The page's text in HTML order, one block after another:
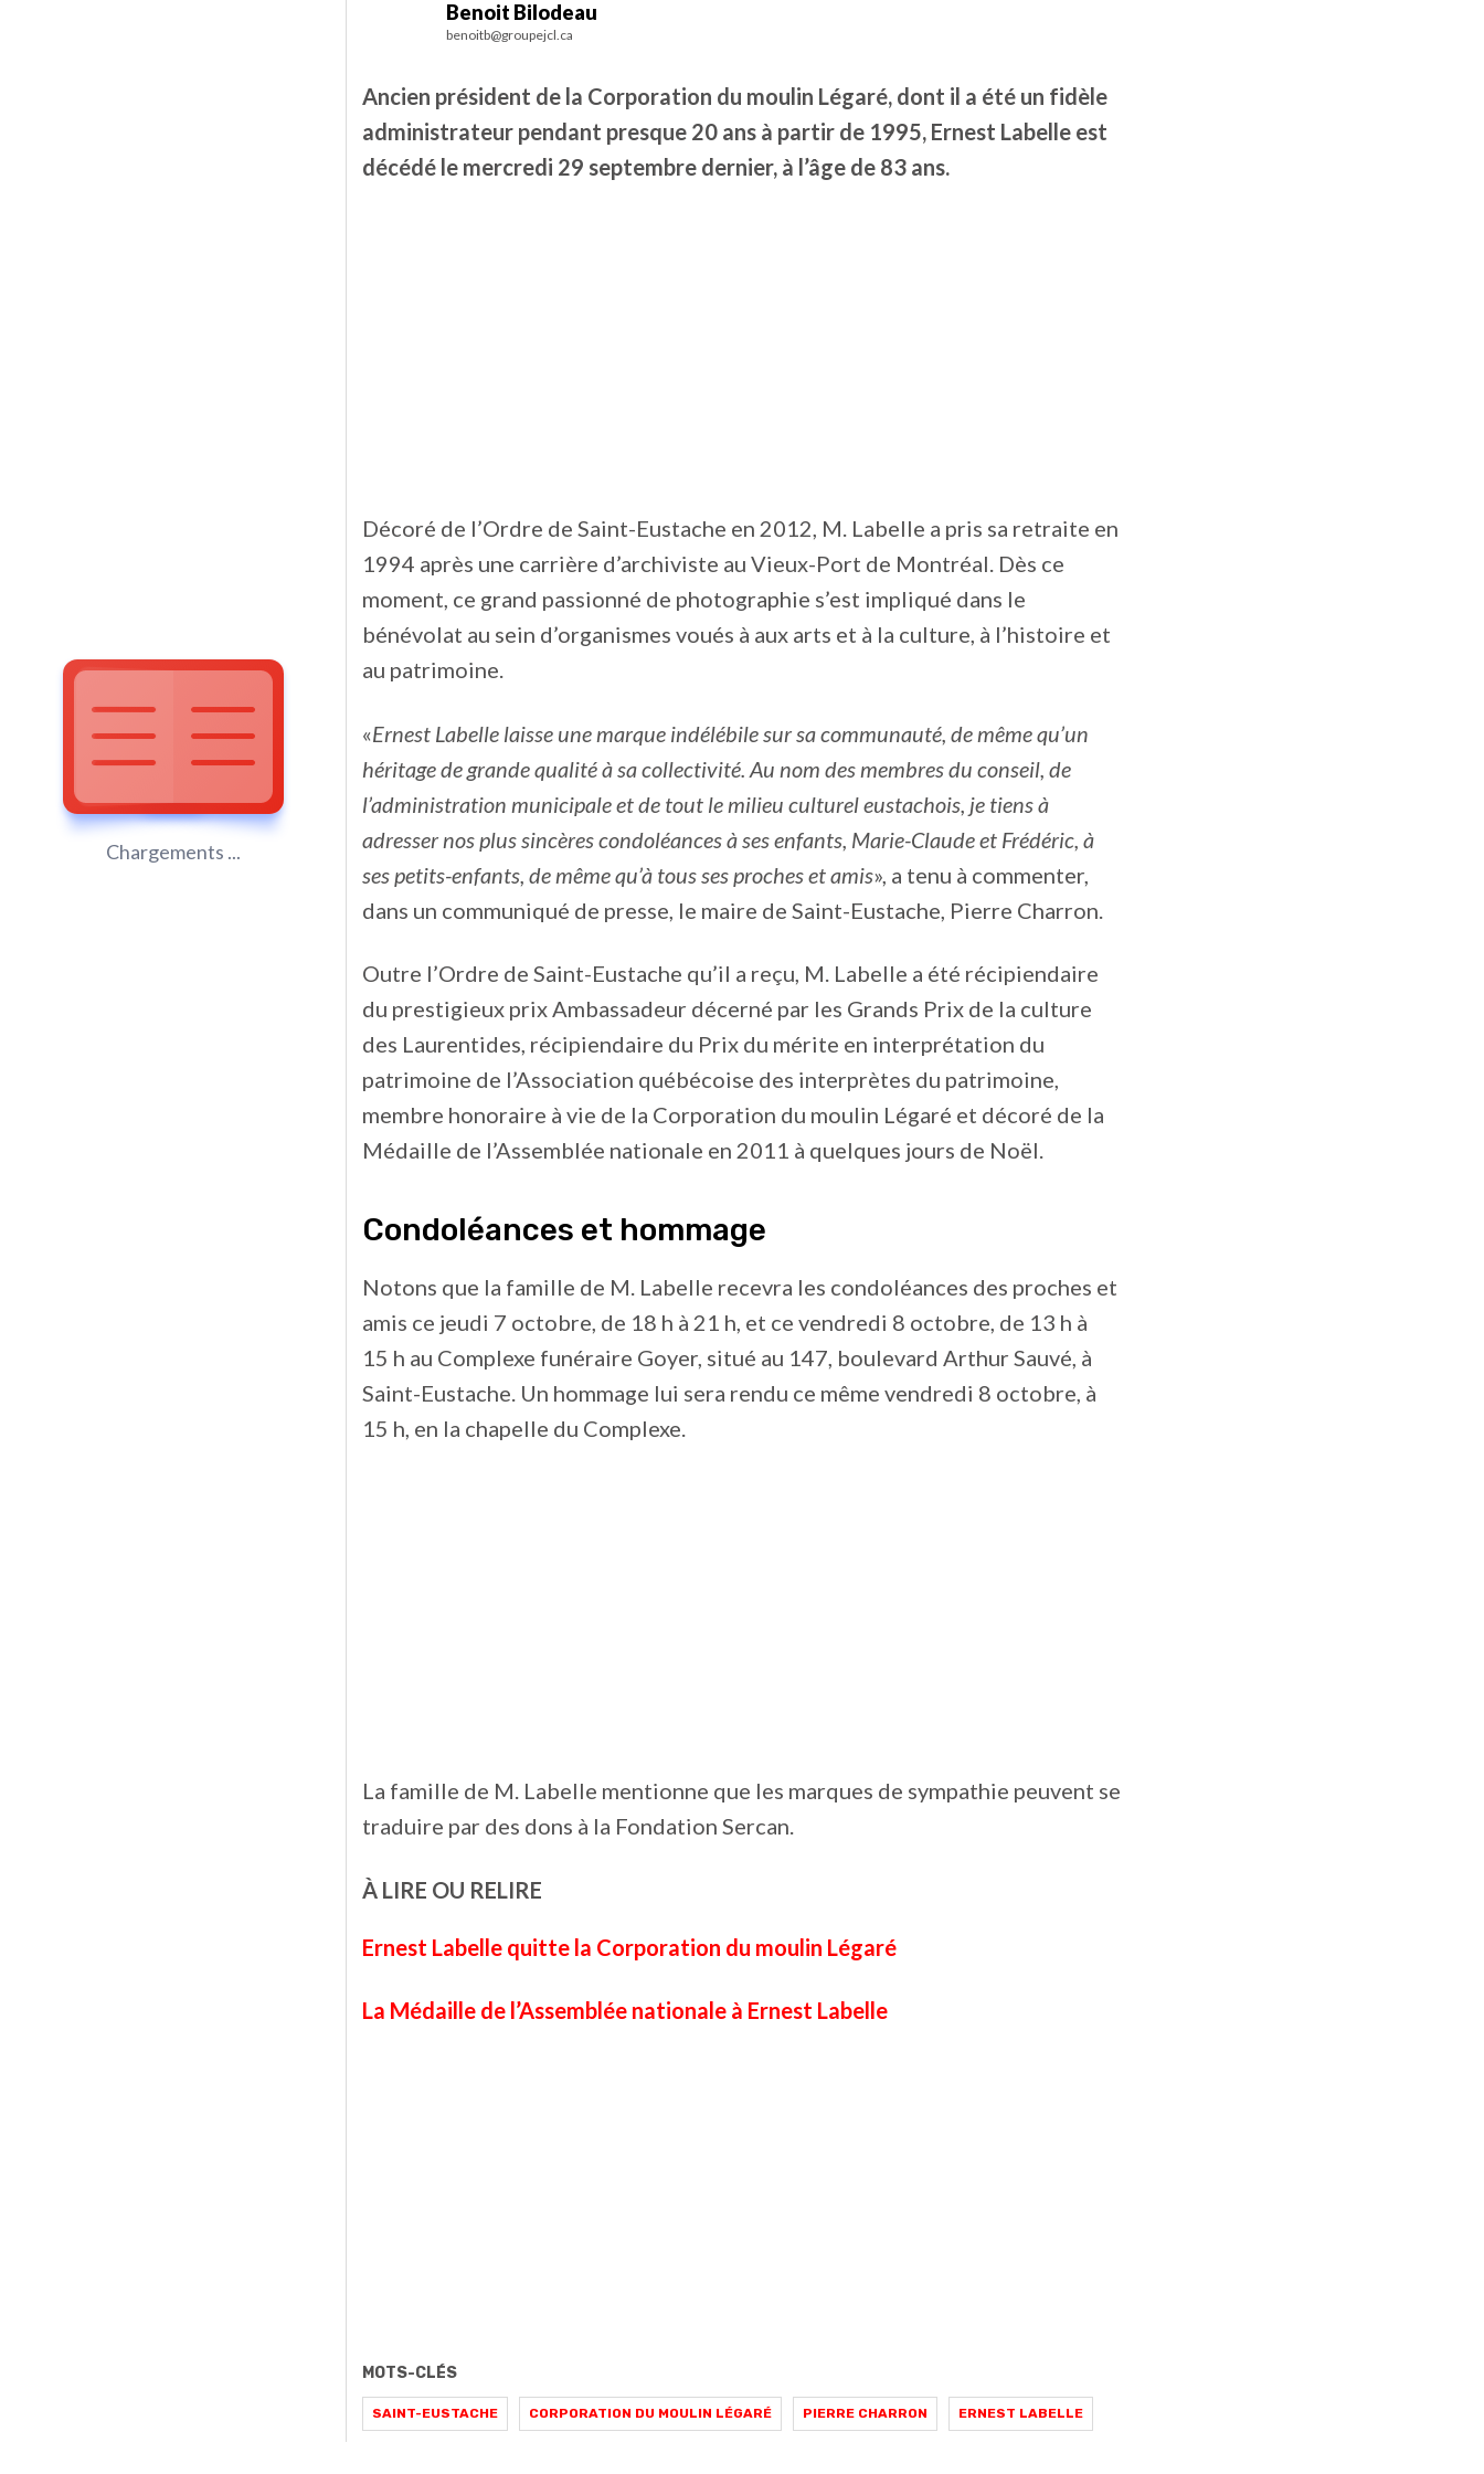
Chargements ...
Benoit Bilodeau
benoitb@groupejcl.ca
Ancien président de la Corporation du moulin Légaré, dont il a été un fidèle
administrateur pendant presque 20 ans à partir de 1995, Ernest Labelle est
décédé le mercredi 29 septembre dernier, à l’âge de 83 ans.
Décoré de l’Ordre de Saint-Eustache en 2012, M. Labelle a pris sa retraite en
1994 après une carrière d’archiviste au Vieux-Port de Montréal. Dès ce
moment, ce grand passionné de photographie s’est impliqué dans le
bénévolat au sein d’organismes voués à aux arts et à la culture, à l’histoire et
au patrimoine.
«Ernest Labelle laisse une marque indélébile sur sa communauté, de même qu’un
héritage de grande qualité à sa collectivité. Au nom des membres du conseil, de
l’administration municipale et de tout le milieu culturel eustachois, je tiens à
adresser nos plus sincères condoléances à ses enfants, Marie-Claude et Frédéric, à
ses petits-enfants, de même qu’à tous ses proches et amis», a tenu à commenter,
dans un communiqué de presse, le maire de Saint-Eustache, Pierre Charron.
Outre l’Ordre de Saint-Eustache qu’il a reçu, M. Labelle a été récipiendaire
du prestigieux prix Ambassadeur décerné par les Grands Prix de la culture
des Laurentides, récipiendaire du Prix du mérite en interprétation du
patrimoine de l’Association québécoise des interprètes du patrimoine,
membre honoraire à vie de la Corporation du moulin Légaré et décoré de la
Médaille de l’Assemblée nationale en 2011 à quelques jours de Noël.
Condoléances et hommage
Notons que la famille de M. Labelle recevra les condoléances des proches et
amis ce jeudi 7 octobre, de 18 h à 21 h, et ce vendredi 8 octobre, de 13 h à
15 h au Complexe funéraire Goyer, situé au 147, boulevard Arthur Sauvé, à
Saint-Eustache. Un hommage lui sera rendu ce même vendredi 8 octobre, à
15 h, en la chapelle du Complexe.
La famille de M. Labelle mentionne que les marques de sympathie peuvent se
traduire par des dons à la Fondation Sercan.
À LIRE OU RELIRE
Ernest Labelle quitte la Corporation du moulin Légaré
La Médaille de l’Assemblée nationale à Ernest Labelle
MOTS-CLÉS
SAINT-EUSTACHE CORPORATION DU MOULIN LÉGARÉ PIERRE CHARRON ERNEST LABELLE